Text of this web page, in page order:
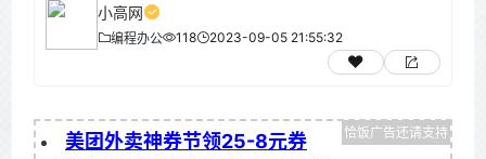
小高网
编程办公 118 2023-09-05 21:55:32
美团外卖神券节领25-8元券